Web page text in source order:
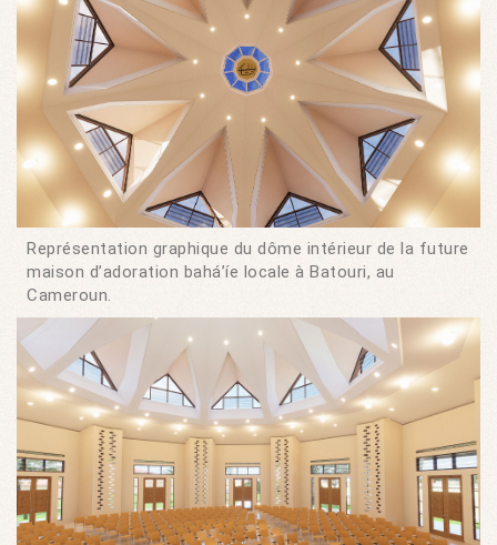
Représentation graphique du dôme intérieur de la future
maison d’adoration bahá’íe locale à Batouri, au
Cameroun.